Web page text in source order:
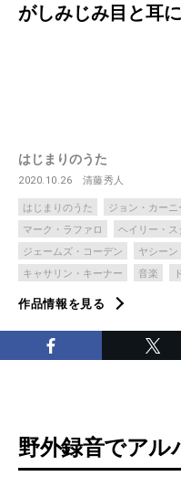
がしみじみ目と耳
はじまりのうた
2020.10.26 清藤秀人
はじまりのうた ジョン・カーニ
マーク・ラファロ
ヘイリー・ス
ジェームズ・コーデン
ヤシーン
キャサリン・キーナー
音楽
作品情報を見る
野外録音でアル